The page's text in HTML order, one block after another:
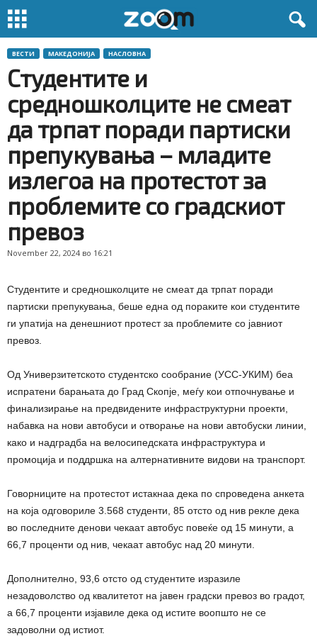
ВЕСТИ МАКЕДОНИЈА НАСЛОВНА
Студентите и
средношколците не смеат
да трпат поради партиски
препукувања – младите
излегоа на протестот за
проблемите со градскиот
превоз
November 22, 2024 во 16:21
Студентите и средношколците не смеат да трпат поради
партиски препукувања, беше една од пораките кои студентите
ги упатија на денешниот протест за проблемите со јавниот
превоз.
Од Универзитетското студентско сообрание (УСС-УКИМ) беа
испратени барањата до Град Скопје, меѓу кои отпочнување и
финализирање на предвидените инфраструктурни проекти,
набавка на нови автобуси и отворање на нови автобуски линии,
како и надградба на велосипедската инфраструктура и
промоција и поддршка на алтернативните видови на транспорт.
Говорниците на протестот истакнаа дека по спроведена анкета
на која одговориле 3.568 студенти, 85 отсто од нив рекле дека
во последните денови чекаат автобус повеќе од 15 минути, а
66,7 проценти од нив, чекаат автобус над 20 минути.
Дополнително, 93,6 отсто од студентите изразиле
незадоволство од квалитетот на јавен градски превоз во градот,
а 66,7 проценти изјавиле дека од истите воопшто не се
задоволни од истиот.